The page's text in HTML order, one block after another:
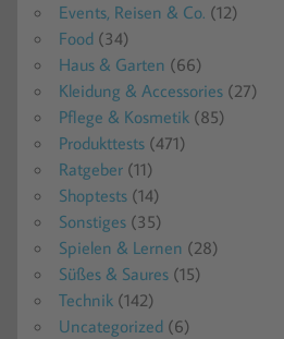
Events, Reisen & Co. (12)
Food (34)
Haus & Garten (66)
Kleidung & Accessories (27)
Pflege & Kosmetik (85)
Produkttests (471)
Ratgeber (11)
Shoptests (14)
Sonstiges (35)
Spielen & Lernen (28)
Süßes & Saures (15)
Technik (142)
Uncategorized (6)